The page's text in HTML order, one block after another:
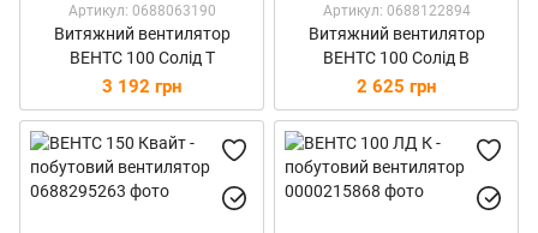
Артикул: 0688063190
Витяжний вентилятор
ВЕНТС 100 Солід Т
3 192 грн
Артикул: 0688122894
Витяжний вентилятор
ВЕНТС 100 Солід В
2 625 грн